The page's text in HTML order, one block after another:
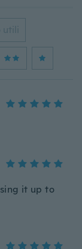
it up to